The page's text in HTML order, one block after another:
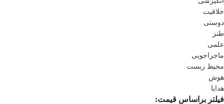
خلاقیت
دوستی
طنز
علمی
ماجراجویی
محیط زیست
هوش
هدایا
فیلتر براساس قیمت: